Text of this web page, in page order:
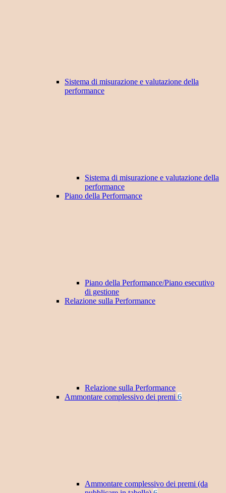
Sistema di misurazione e valutazione della
performance
Sistema di misurazione e valutazione della
performance
Piano della Performance
Piano della Performance/Piano esecutivo
di gestione
Relazione sulla Performance
Relazione sulla Performance
Ammontare complessivo dei premi 6
Ammontare complessivo dei premi (da